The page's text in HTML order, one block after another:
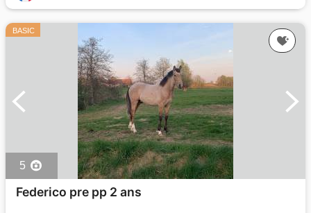
BASIC
5
Federico pre pp 2 ans